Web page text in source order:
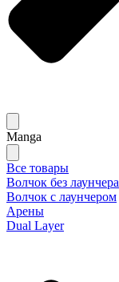
Manga
Все товары
Волчок без лаунчера
Волчок с лаунчером
Арены
Dual Layer